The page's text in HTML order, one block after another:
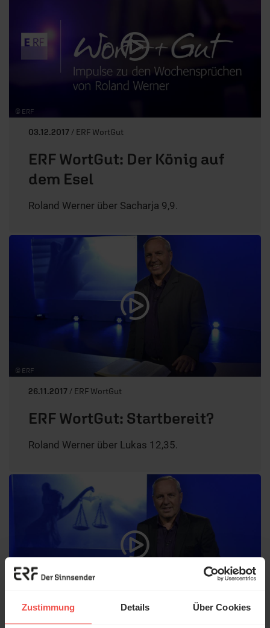
Zustimmung Details Über Cookies
© ERF
03.12.2017 / ERF WortGut
ERF WortGut: Der König auf
dem Esel
Roland Werner über Sacharja 9,9.
© ERF
26.11.2017 / ERF WortGut
ERF WortGut: Startbereit?
Roland Werner über Lukas 12,35.
© ERF